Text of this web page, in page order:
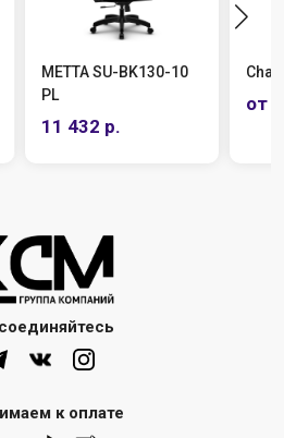
МЕТТА SU-BK130-10
PL
11 432 р.
от
к оплате